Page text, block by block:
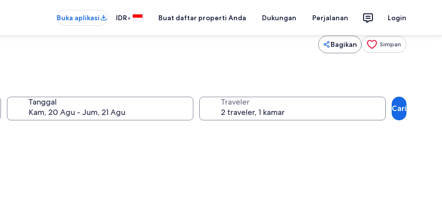
Buka aplikasi IDR• Buat daftar properti Anda Dukungan Perjalanan Login
Bagikan Simpan
Tanggal Traveler
Cari